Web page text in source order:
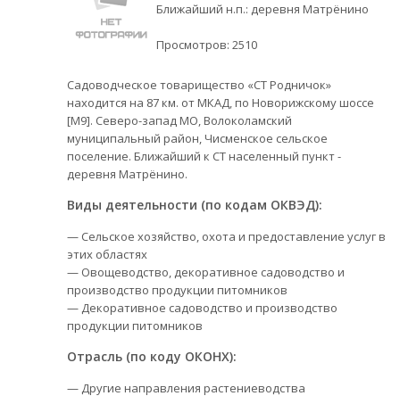
Ближайший н.п.: деревня Матрёнино
Просмотров: 2510
Садоводческое товарищество «СТ Родничок»
находится на 87 км. от МКАД, по Новорижскому шоссе
[М9]. Северо-запад МО, Волоколамский
муниципальный район, Чисменское сельское
поселение. Ближайший к СТ населенный пункт -
деревня Матрёнино.
Виды деятельности (по кодам ОКВЭД):
— Сельское хозяйство, охота и предоставление услуг в
этих областях
— Овощеводство, декоративное садоводство и
производство продукции питомников
— Декоративное садоводство и производство
продукции питомников
Отрасль (по коду ОКОНХ):
— Другие направления растениеводства